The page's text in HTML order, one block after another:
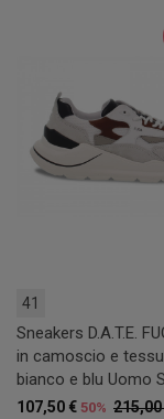
41
Sneakers D.A.T.E.
in camoscio e
bianco e blu Uomo
215,00
107,50 € 50%